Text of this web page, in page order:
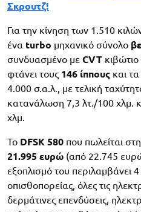
Σκρουτζ!
Για την κίνηση των 1.510
ένα turbo μηχανικό σύνολο
συνδυασμένο με CVT
φτάνει τους 146 ίππους και
4.000 σ.α.λ., με τελική
κατανάλωση 7,3 λτ./100 χλμ.
χλμ.
Το DFSK 580 που πωλείται
21.995 ευρώ (από 22.745
εξοπλισμό του περιλαμβάνει
οπισθοπορείας, όλες τις
δερμάτινες επενδύσεις,